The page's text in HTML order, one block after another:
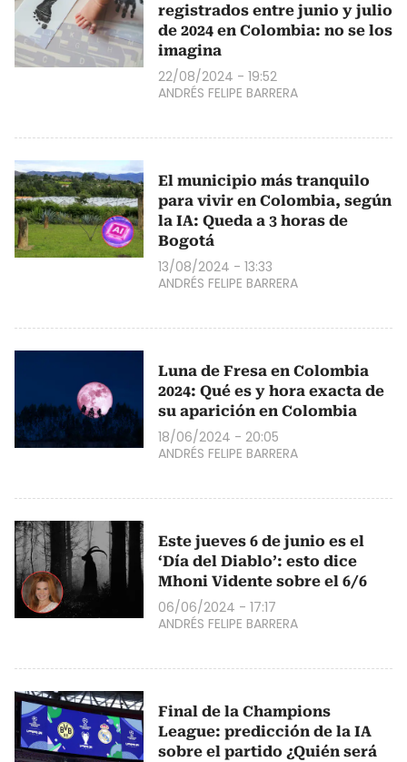
registrados entre junio y julio
de 2024 en Colombia: no se los
imagina
22/08/2024 - 19:52
ANDRÉS FELIPE BARRERA
El municipio más tranquilo
para vivir en Colombia, según
la IA: Queda a 3 horas de
Bogotá
13/08/2024 - 13:33
ANDRÉS FELIPE BARRERA
Luna de Fresa en Colombia
2024: Qué es y hora exacta de
su aparición en Colombia
18/06/2024 - 20:05
ANDRÉS FELIPE BARRERA
Este jueves 6 de junio es el
‘Día del Diablo’: esto dice
Mhoni Vidente sobre el 6/6
06/06/2024 - 17:17
ANDRÉS FELIPE BARRERA
Final de la Champions
League: predicción de la IA
sobre el partido ¿Quién será